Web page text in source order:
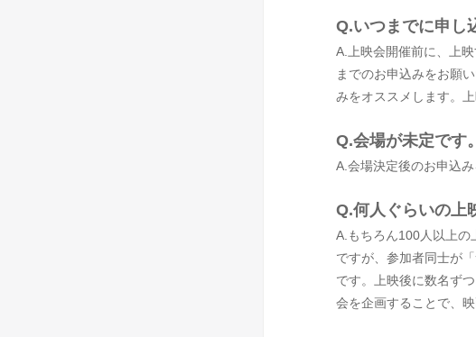
Q.いつまでに申し
A.上映会開催前に、上
までのお申込みをお願
みをオススメします。
Q.会場が未定です
A.会場決定後のお申込み
Q.何人ぐらいの上
A.もちろん100人以上の
ですが、参加者同士が
です。上映後に数名ず
会を企画することで、